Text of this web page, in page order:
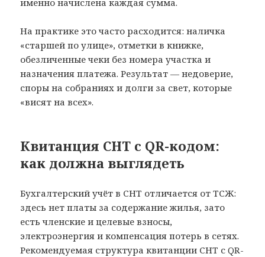
На практике это часто расходится: наличка
«старшей по улице», отметки в книжке,
обезличенные чеки без номера участка и
назначения платежа. Результат — недоверие,
споры на собраниях и долги за свет, которые
«висят на всех».
Квитанция СНТ с QR-кодом:
как должна выглядеть
Бухгалтерский учёт в СНТ отличается от ТСЖ:
здесь нет платы за содержание жилья, зато
есть членские и целевые взносы,
электроэнергия и компенсация потерь в сетях.
Рекомендуемая структура квитанции СНТ с QR-